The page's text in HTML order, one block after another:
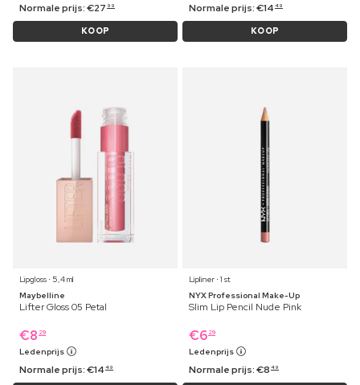
Normale prijs:€27 99
KOOP
Normale prijs:€14 49
KOOP
Lipgloss ⋅ 5,4 ml
Maybelline
Lifter Gloss 05 Petal
€8 29
Ledenprijs
Normale prijs:€14 49
Lipliner ⋅ 1 st
NYX Professional Make-Up
Slim Lip Pencil Nude Pink
€6 29
Ledenprijs
Normale prijs:€8 49